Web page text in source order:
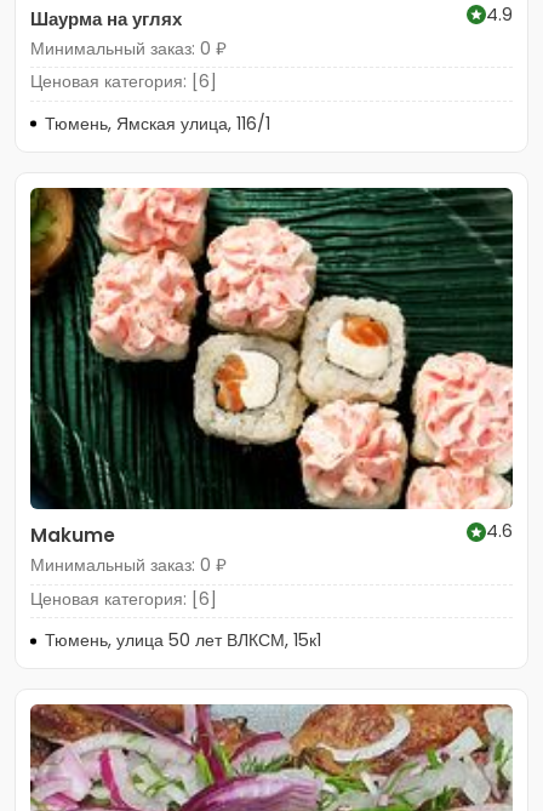
Шаурма на углях
4.9
Минимальный заказ: 0 ₽
Ценовая категория: [6]
Тюмень, Ямская улица, 116/1
Makume
4.6
Минимальный заказ: 0 ₽
Ценовая категория: [6]
Тюмень, улица 50 лет ВЛКСМ, 15к1